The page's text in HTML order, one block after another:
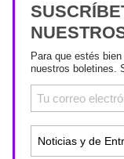
Para que estés
nuestros boletines.